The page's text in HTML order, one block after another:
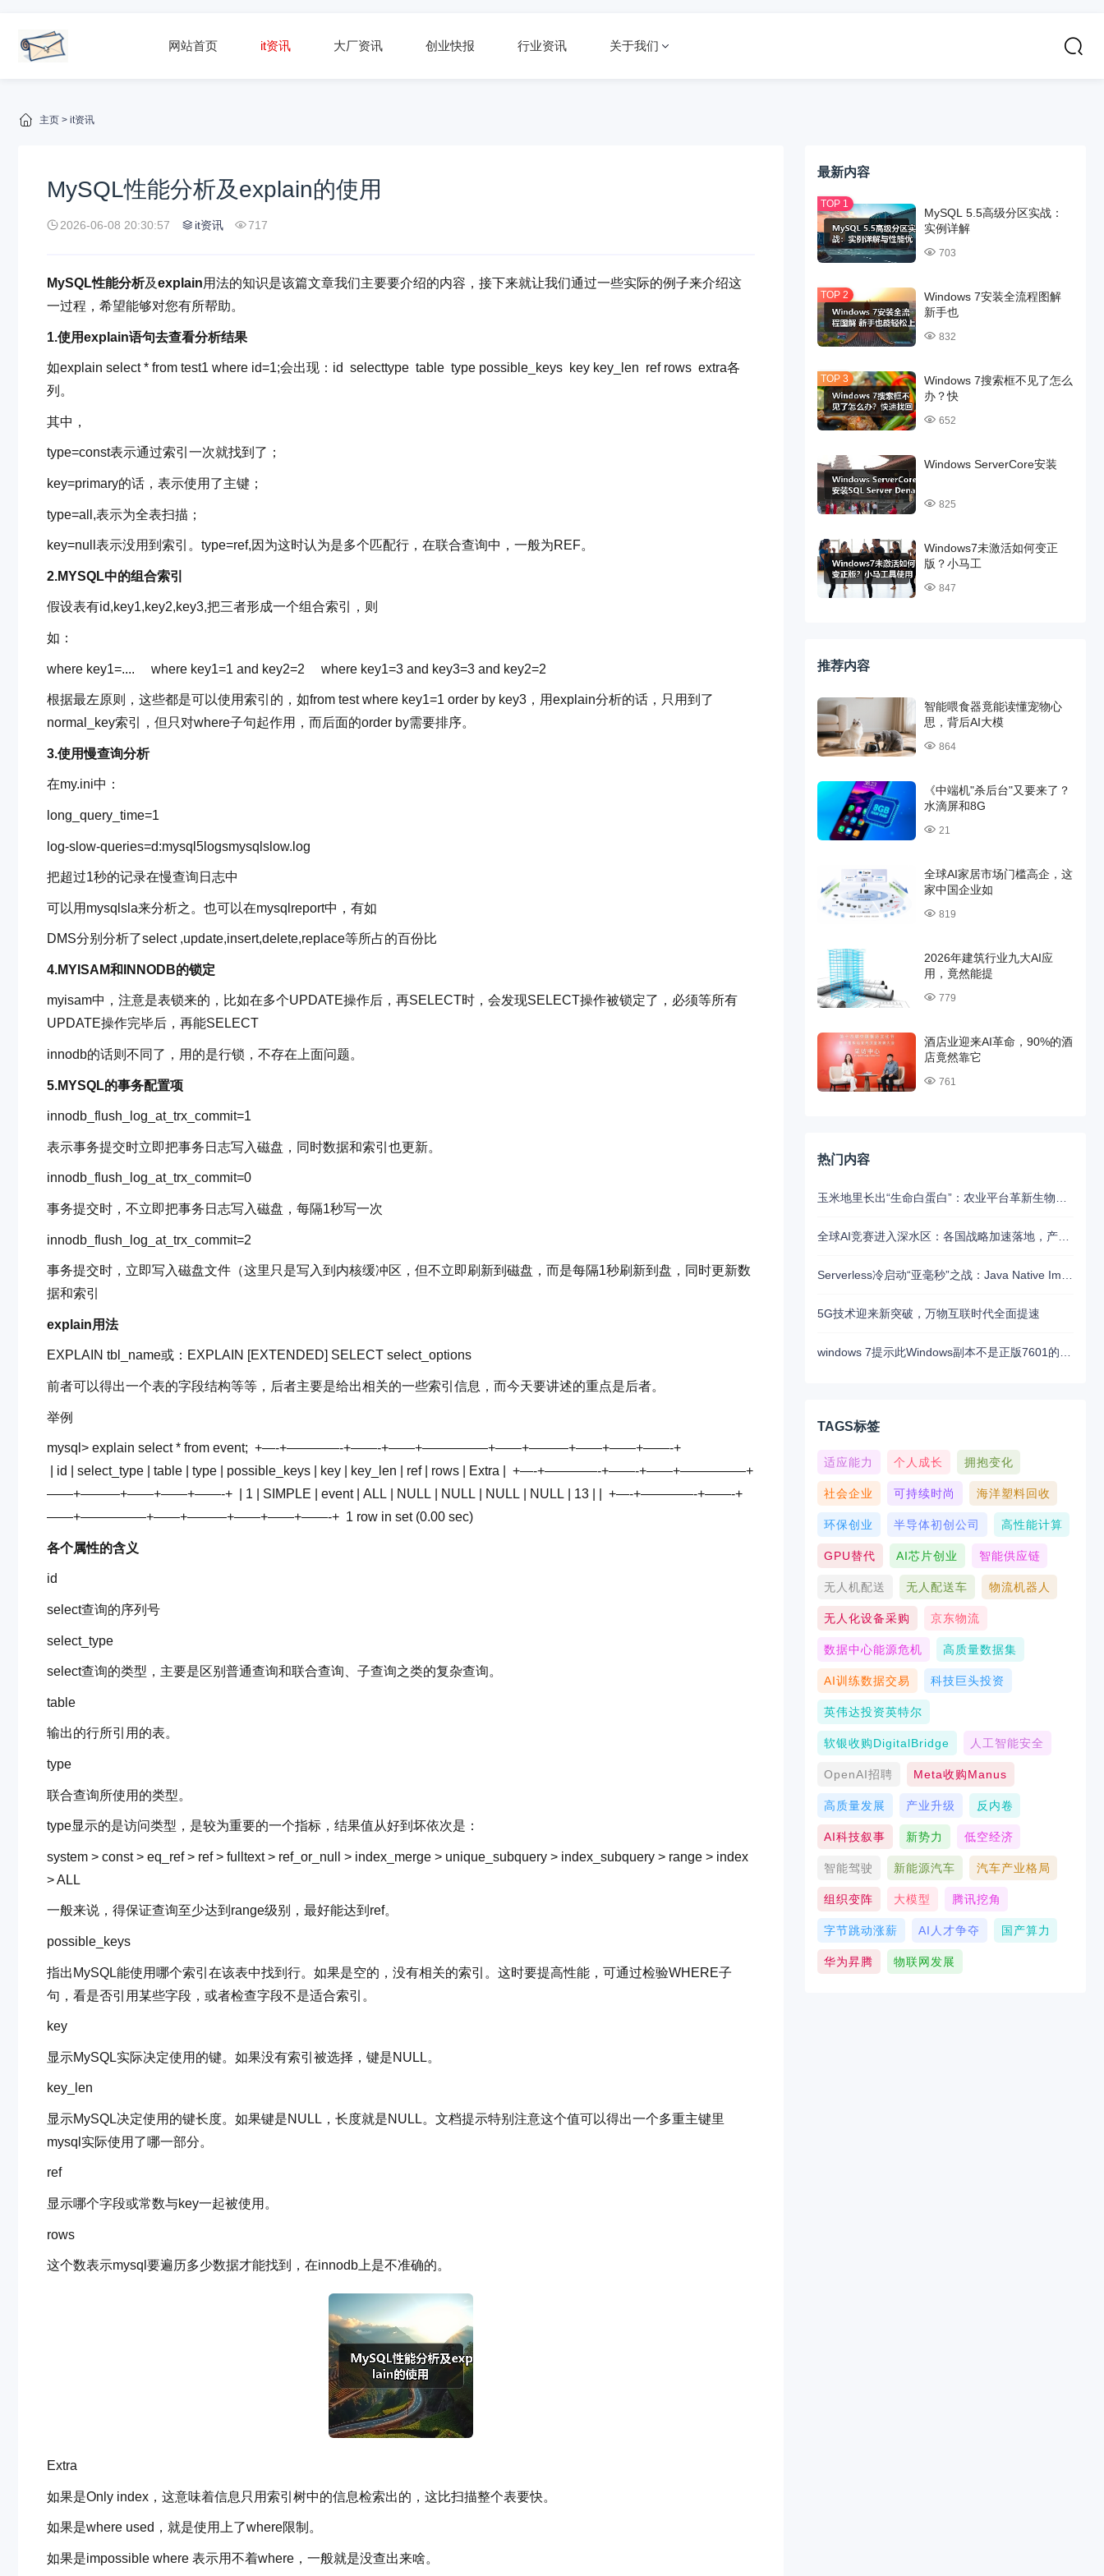
网站首页 it资讯 大厂资讯 创业快报 行业资讯 关于我们
主页 > it资讯
MySQL性能分析及explain的使用
2026-06-08 20:30:57 it资讯 717
MySQL性能分析及explain用法的知识是该篇文章我们主要要介绍的内容，接下来就让我们通过一些实际的例子来介绍这
一过程，希望能够对您有所帮助。
1.使用explain语句去查看分析结果
如explain select * from test1 where id=1;会出现：id selecttype table type possible_keys key key_len ref rows extra各
列。
其中，
type=const表示通过索引一次就找到了；
key=primary的话，表示使用了主键；
type=all,表示为全表扫描；
key=null表示没用到索引。type=ref,因为这时认为是多个匹配行，在联合查询中，一般为REF。
2.MYSQL中的组合索引
假设表有id,key1,key2,key3,把三者形成一个组合索引，则
如：
where key1=.... where key1=1 and key2=2 where key1=3 and key3=3 and key2=2
根据最左原则，这些都是可以使用索引的，如from test where key1=1 order by key3，用explain分析的话，只用到了
normal_key索引，但只对where子句起作用，而后面的order by需要排序。
3.使用慢查询分析
在my.ini中：
long_query_time=1
log-slow-queries=d:mysql5logsmysqlslow.log
把超过1秒的记录在慢查询日志中
可以用mysqlsla来分析之。也可以在mysqlreport中，有如
DMS分别分析了select ,update,insert,delete,replace等所占的百份比
4.MYISAM和INNODB的锁定
myisam中，注意是表锁来的，比如在多个UPDATE操作后，再SELECT时，会发现SELECT操作被锁定了，必须等所有
UPDATE操作完毕后，再能SELECT
innodb的话则不同了，用的是行锁，不存在上面问题。
5.MYSQL的事务配置项
innodb_flush_log_at_trx_commit=1
表示事务提交时立即把事务日志写入磁盘，同时数据和索引也更新。
innodb_flush_log_at_trx_commit=0
事务提交时，不立即把事务日志写入磁盘，每隔1秒写一次
innodb_flush_log_at_trx_commit=2
事务提交时，立即写入磁盘文件（这里只是写入到内核缓冲区，但不立即刷新到磁盘，而是每隔1秒刷新到盘，同时更新数
据和索引
explain用法
EXPLAIN tbl_name或：EXPLAIN [EXTENDED] SELECT select_options
前者可以得出一个表的字段结构等等，后者主要是给出相关的一些索引信息，而今天要讲述的重点是后者。
举例
mysql > explain select * from event; +—-+————-+——-+——+—————+——+———+——+——+——-+
| id | select_type | table | type | possible_keys | key | key_len | ref | rows | Extra | +—-+————-+——-+——+—————+
——+———+——+——+——-+
| 1 | SIMPLE | event | ALL | NULL | NULL | NULL | NULL | 13 | | +—-+————-+——-+
——+—————+——+———+——+——+——-+ 1 row in set (0.00 sec)
各个属性的含义
id
select查询的序列号
select_type
select查询的类型，主要是区别普通查询和联合查询、子查询之类的复杂查询。
table
输出的行所引用的表。
type
联合查询所使用的类型。
type显示的是访问类型，是较为重要的一个指标，结果值从好到坏依次是：
system > const > eq_ref > ref > fulltext > ref_or_null > index_merge > unique_subquery > index_subquery > range > index
> ALL
一般来说，得保证查询至少达到range级别，最好能达到ref。
possible_keys
指出MySQL能使用哪个索引在该表中找到行。如果是空的，没有相关的索引。这时要提高性能，可通过检验WHERE子
句，看是否引用某些字段，或者检查字段不是适合索引。
key
显示MySQL实际决定使用的键。如果没有索引被选择，键是NULL。
key_len
显示MySQL决定使用的键长度。如果键是NULL，长度就是NULL。文档提示特别注意这个值可以得出一个多重主键里
mysql实际使用了哪一部分。
ref
显示哪个字段或常数与key一起被使用。
rows
这个数表示mysql要遍历多少数据才能找到，在innodb上是不准确的。
Extra
如果是Only index，这意味着信息只用索引树中的信息检索出的，这比扫描整个表要快。
如果是where used，就是使用上了where限制。
如果是impossible where 表示用不着where，一般就是没查出来啥。
最新内容
MySQL 5.5高级分区实战：
实例详解
703
Windows 7安装全流程图解
新手也
832
Windows 7搜索框不见了怎么
办？快
652
Windows ServerCore安装
825
Windows7未激活如何变正
版？小马工
847
推荐内容
智能喂食器竟能读懂宠物心
思，背后AI大模
864
《中端机"杀后台"又要来了？
水滴屏和8G
21
全球AI家居市场门槛高企，这
家中国企业如
819
2026年建筑行业九大AI应
用，竟然能提
779
酒店业迎来AI革命，90%的酒
店竟然靠它
761
热门内容
全球AI竞赛进入深水区：各国战略加速落地，产业融合与算力争夺白热化
5G技术迎来新突破，万物互联时代全面提速
TAGS标签
适应能力 个人成长 拥抱变化
社会企业 可持续时尚 海洋塑料回收
环保创业 半导体初创公司 高性能计算
GPU替代 AI芯片创业 智能供应链
无人机配送 无人配送车 物流机器人
无人化设备采购 京东物流
数据中心能源危机 高质量数据集
AI训练数据交易 科技巨头投资
英伟达投资英特尔
软银收购DigitalBridge 人工智能安全
OpenAI招聘 Meta收购Manus
高质量发展 产业升级 反内卷
AI科技叙事 新势力 低空经济
智能驾驶 新能源汽车 汽车产业格局
组织变阵 大模型 腾讯挖角
字节跳动涨薪 AI人才争夺 国产算力
华为昇腾 物联网发展